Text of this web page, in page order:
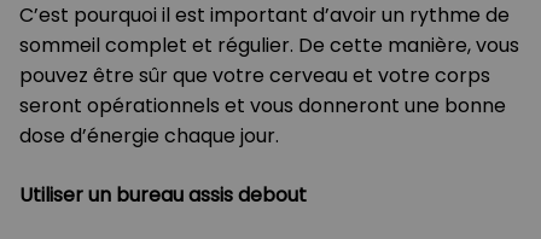
C’est pourquoi il est important d’avoir un rythme de
sommeil complet et régulier. De cette manière, vous
pouvez être sûr que votre cerveau et votre corps
seront opérationnels et vous donneront une bonne
dose d’énergie chaque jour.
Utiliser un bureau assis debout